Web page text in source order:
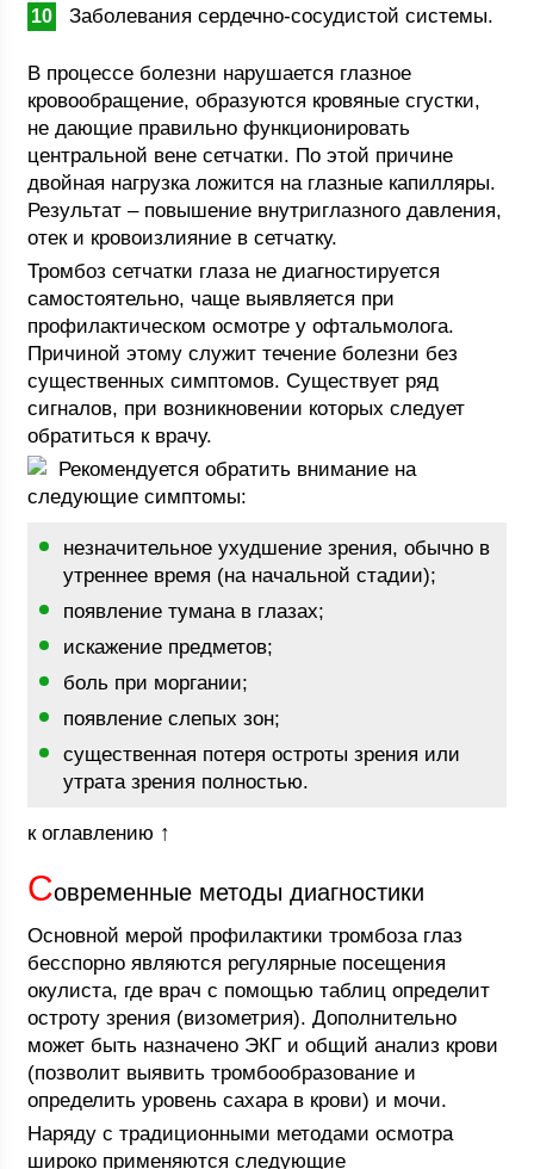
Заболевания сердечно-сосудистой системы.
В процессе болезни нарушается глазное
кровообращение, образуются кровяные сгустки,
не дающие правильно функционировать
центральной вене сетчатки. По этой причине
двойная нагрузка ложится на глазные капилляры.
Результат – повышение внутриглазного давления,
отек и кровоизлияние в сетчатку.
Тромбоз сетчатки глаза не диагностируется
самостоятельно, чаще выявляется при
профилактическом осмотре у офтальмолога.
Причиной этому служит течение болезни без
существенных симптомов. Существует ряд
сигналов, при возникновении которых следует
обратиться к врачу.
Рекомендуется обратить внимание на
следующие симптомы:
незначительное ухудшение зрения, обычно в
утреннее время (на начальной стадии);
появление тумана в глазах;
искажение предметов;
боль при моргании;
появление слепых зон;
существенная потеря остроты зрения или
утрата зрения полностью.
к оглавлению ↑
Современные методы диагностики
Основной мерой профилактики тромбоза глаз
бесспорно являются регулярные посещения
окулиста, где врач с помощью таблиц определит
остроту зрения (визометрия). Дополнительно
может быть назначено ЭКГ и общий анализ крови
(позволит выявить тромбообразование и
определить уровень сахара в крови) и мочи.
Наряду с традиционными методами осмотра
широко применяются следующие